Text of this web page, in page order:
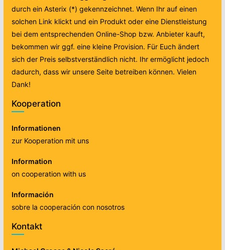
durch ein Asterix (*) gekennzeichnet. Wenn Ihr auf einen
solchen Link klickt und ein Produkt oder eine Dienstleistung
bei dem entsprechenden Online-Shop bzw. Anbieter kauft,
bekommen wir ggf. eine kleine Provision. Für Euch ändert
sich der Preis selbstverständlich nicht. Ihr ermöglicht jedoch
dadurch, dass wir unsere Seite betreiben können. Vielen
Dank!
Kooperation
Informationen
zur Kooperation mit uns
Information
on cooperation with us
Información
sobre la cooperación con nosotros
Kontakt